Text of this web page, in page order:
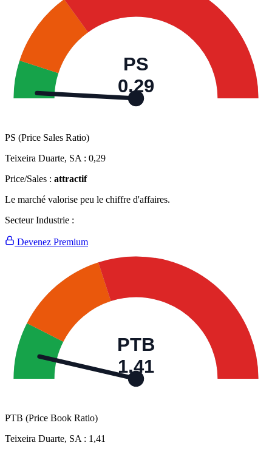
PS
0,29
PS (Price Sales Ratio)
Teixeira Duarte, SA : 0,29
Price/Sales : attractif
Le marché valorise peu le chiffre d'affaires.
Secteur Industrie :
Devenez Premium
PTB
1,41
PTB (Price Book Ratio)
Teixeira Duarte, SA : 1,41